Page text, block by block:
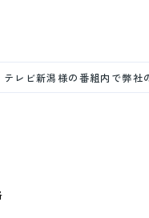
テレビ新潟様の番組内で弊